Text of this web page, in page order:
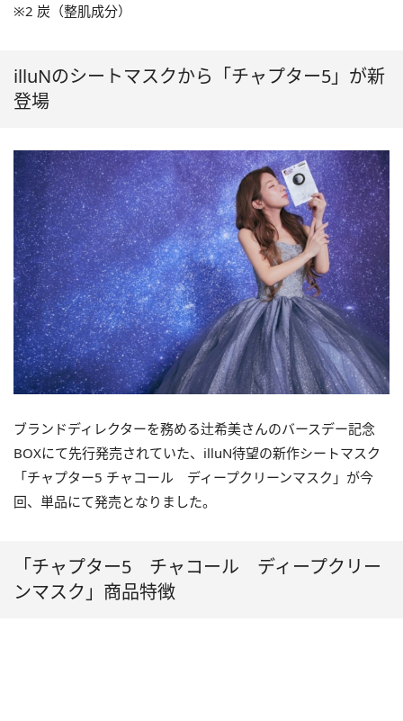
※2 炭（整肌成分）
illuNのシートマスクから「チャプター5」が新
登場
ブランドディレクターを務める辻希美さんのバースデー記念
BOXにて先行発売されていた、illuN待望の新作シートマスク
「チャプター5 チャコール ディープクリーンマスク」が今
回、単品にて発売となりました。
「チャプター5 チャコール ディープクリー
ンマスク」商品特徴